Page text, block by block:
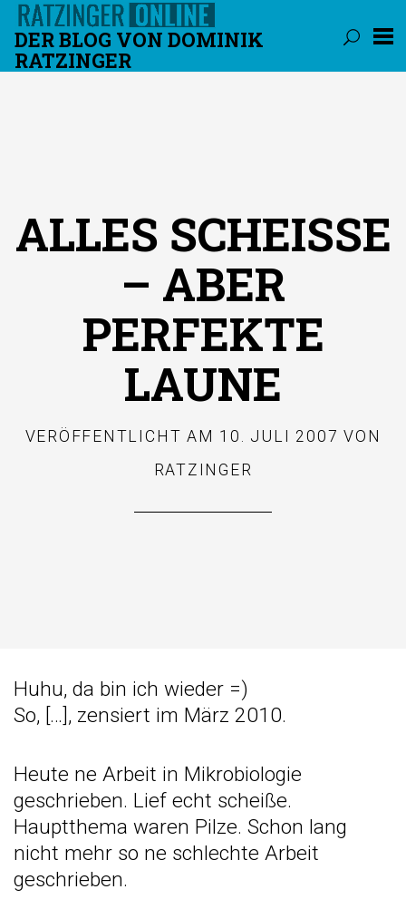
DER BLOG VON DOMINIK
RATZINGER
ALLES SCHEISSE –
ABER P
ERFEKTE L
AUNE
VERÖFFENTLICHT AM 10. JULI 2007 VON
RATZINGER
Huhu, da bin ich wieder =)
So, […], zensiert im März 2010.
Heute ne Arbeit in Mikrobiologie
geschrieben. Lief echt scheiße.
Hauptthema waren Pilze. Schon lang
nicht mehr so ne schlechte Arbeit
geschrieben.